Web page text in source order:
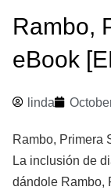
Rambo,
eBook
linda
Rambo, Primera
La inclusión de
dándole Rambo,